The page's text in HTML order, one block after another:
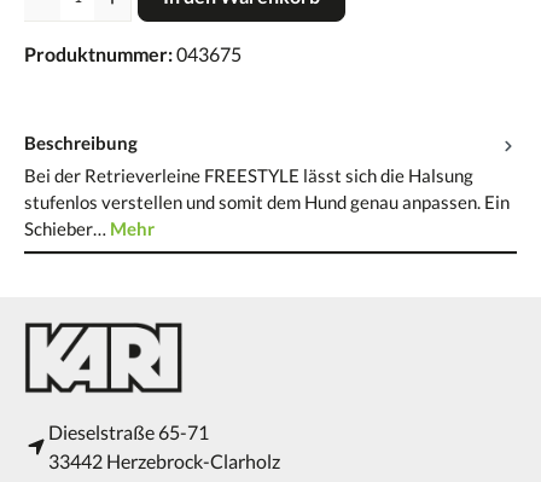
Produktnummer:043675
Beschreibung
Bei der Retrieverleine FREESTYLE lässt sich die Halsung
stufenlos verstellen und somit dem Hund genau anpassen. Ein
Schieber… Mehr
Dieselstraße 65-71
33442 Herzebrock-Clarholz